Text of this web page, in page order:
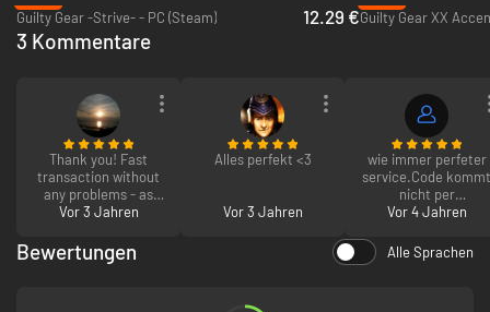
V-Skill 1 und 2
Jede V-Skill bringt deinem Charakter eine einzigartige Technik und/oder
Fähigkeit, die deine V-Gauge füllt.
Guilty Gear -Strive- - PC (Steam)
12.29 €Guilty Gear XX
3 Kommentare
Thank you! Fast
transaction without
any problems - as
always
Vor 3 Jahren
Alles perfekt <3
Vor 3 Jahren
wie immer perfeter
service.Code kommt
nicht per
mail,sondern wird
Vor 4 Jahren
Bewertungen Alle Sprachen